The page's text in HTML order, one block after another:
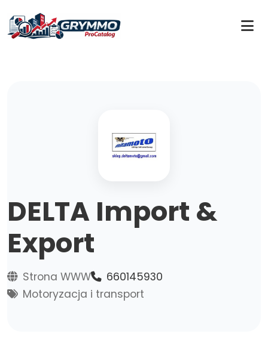
DELTA Import &
Export
Strona WWW
660145930
Motoryzacja i transport